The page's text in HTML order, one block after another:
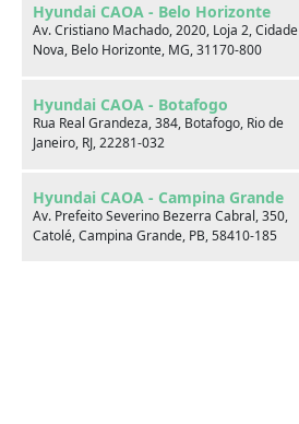
Hyundai CAOA - Belo Horizonte
Av. Cristiano Machado, 2020, Loja 2, Cidade
Nova, Belo Horizonte, MG, 31170-800
Hyundai CAOA - Botafogo
Rua Real Grandeza, 384, Botafogo, Rio de
Janeiro, RJ, 22281-032
Hyundai CAOA - Campina Grande
Av. Prefeito Severino Bezerra Cabral, 350,
Catolé, Campina Grande, PB, 58410-185
Por:R$93.990,00
Saiba mais